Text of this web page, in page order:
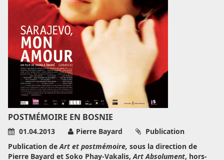
POSTMÉMOIRE EN BOSNIE
01.04.2013 Pierre Bayard
Publication
Publication deArt et postmémoire, sous la direction de
Pierre Bayard et Soko Phay-Vakalis,Art Absolument, hors-